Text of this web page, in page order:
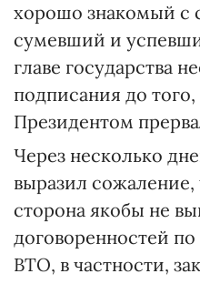
хорошо знакомый с
сумевший и
главе государства
подписания до того,
Президентом
Через несколько
выразил сожаление,
сторона якобы не
договоренностей
ВТО, в частности,